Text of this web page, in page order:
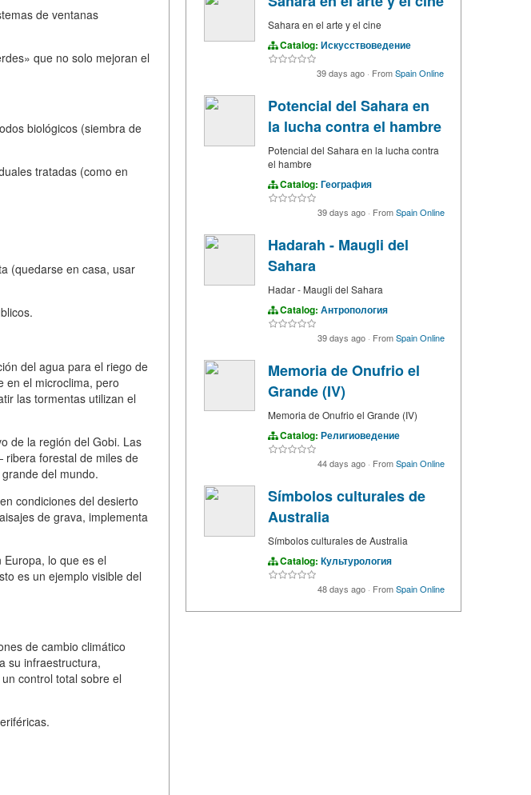
de ventanas
que no solo mejoran el
biológicos (siembra de
tratadas (como en
(quedarse en casa, usar
del agua para el riego de
en el microclima, pero
las tormentas utilizan el
de la región del Gobi. Las
forestal de miles de
del mundo.
condiciones del desierto
de grava, implementa
lo que es el
es un ejemplo visible del
de cambio climático
su infraestructura,
control total sobre el
Sahara en el arte y el cine
Catalog: Искусствоведение
39 days ago · FromSpain Online
Potencial del Sahara en
la lucha contra el hambre
Potencial del Sahara en la lucha contra
el hambre
Catalog: География
39 days ago · FromSpain Online
Hadarah - Maugli del
Sahara
Hadar - Maugli del Sahara
Catalog: Антропология
39 days ago · FromSpain Online
Memoria de Onufrio el
Grande (IV)
Memoria de Onufrio el Grande (IV)
Catalog: Религиоведение
44 days ago · FromSpain Online
Símbolos culturales de
Australia
Símbolos culturales de Australia
Catalog: Культурология
48 days ago · FromSpain Online